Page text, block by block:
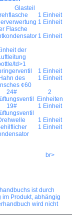
Glasteil
1 Einheit
Flasche
1 Einheit
1 Einheit
der
td>1
1 Einheit
des
¢60
1 Einheit
24#
2
Einheiten
19#
1 Einheit
1 Einheit
1 Einheit
br>
ist durch
Produkt, abhängig
wird nicht